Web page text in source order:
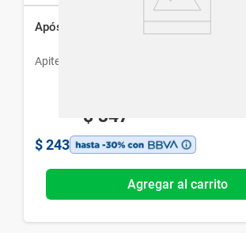
Apósitos Apiter Propóleos-D x 2 un
Apiter
$ 347
$ 243
Agregar al carrito